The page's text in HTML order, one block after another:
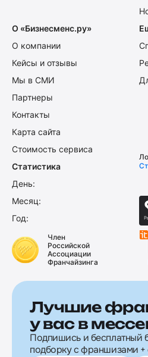
О «Бизнесменс.ру»
О компании
Кейсы и отзывы
Мы в СМИ
Партнеры
Контакты
Карта сайта
Стоимость сервиса
Статистика
День:
Месяц:
Год:
Член
Российской
Ассоциации
Франчайзинга
Лучшие
у вас в
Подпишись и бесплатный
подборку с франшизами